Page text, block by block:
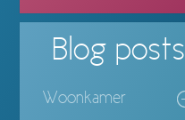
Blog posts
Woonkamer